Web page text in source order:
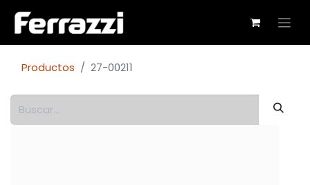
Productos 27-00211